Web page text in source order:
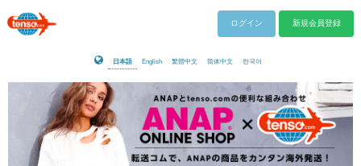
ログイン 新規会員登録
日本語 English 繁體中文 简体中文 한국어